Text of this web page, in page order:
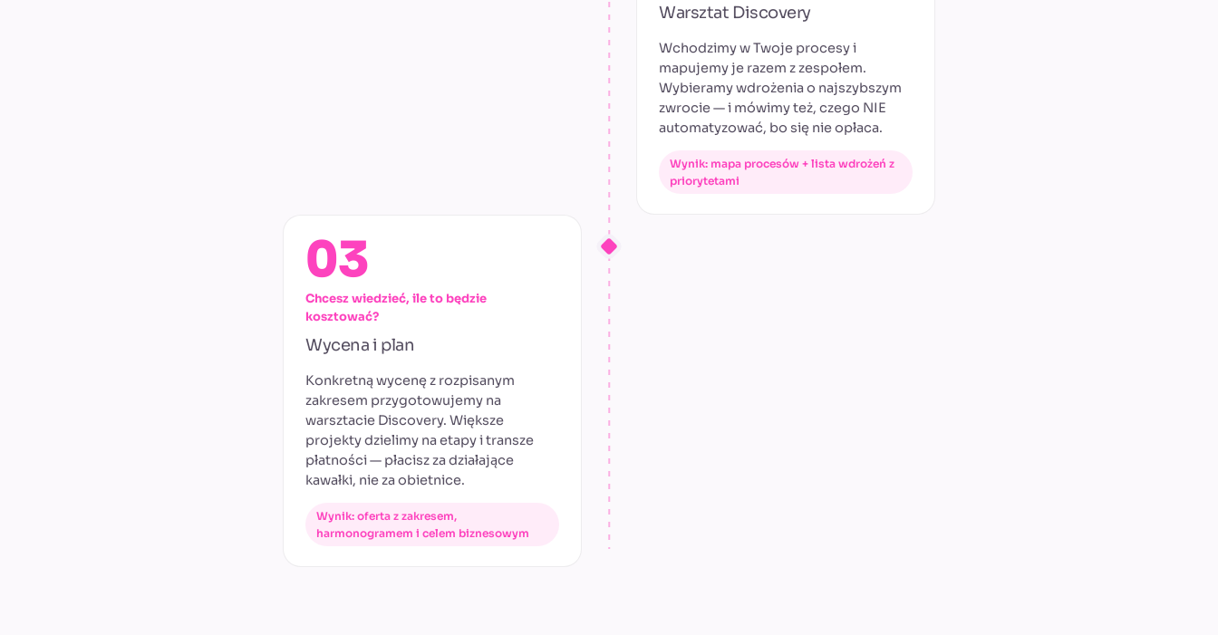
Warsztat Discovery
Wchodzimy w Twoje procesy i
mapujemy je razem z zespołem.
Wybieramy wdrożenia o najszybszym
zwrocie — i mówimy też, czego NIE
automatyzować, bo się nie opłaca.
Wynik: mapa procesów + lista wdrożeń z
priorytetami
03
Chcesz wiedzieć, ile to będzie
kosztować?
Wycena i plan
Konkretną wycenę z rozpisanym
zakresem przygotowujemy na
warsztacie Discovery. Większe
projekty dzielimy na etapy i transze
płatności — płacisz za działające
kawałki, nie za obietnice.
Wynik: oferta z zakresem,
harmonogramem i celem biznesowym